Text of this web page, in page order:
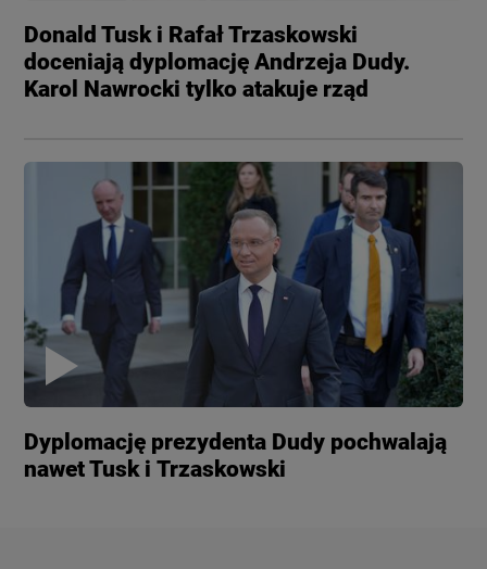
Donald Tusk i Rafał Trzaskowski
doceniają dyplomację Andrzeja Dudy.
Karol Nawrocki tylko atakuje rząd
Dyplomację prezydenta Dudy pochwalają
nawet Tusk i Trzaskowski